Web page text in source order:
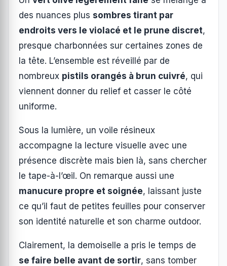
des nuances plus sombres tirant par
endroits vers le violacé et le prune discret,
presque charbonnées sur certaines zones de
la tête. L’ensemble est réveillé par de
nombreux pistils orangés à brun cuivré, qui
viennent donner du relief et casser le côté
uniforme.
Sous la lumière, un voile résineux
accompagne la lecture visuelle avec une
présence discrète mais bien là, sans chercher
le tape-à-l’œil. On remarque aussi une
manucure propre et soignée, laissant juste
ce qu’il faut de petites feuilles pour conserver
son identité naturelle et son charme outdoor.
Clairement, la demoiselle a pris le temps de
se faire belle avant de sortir, sans tomber